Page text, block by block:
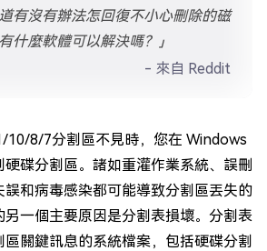
有沒有辦法怎回復不小心刪除的磁
什麼軟體可以解決嗎？」
- 來自 Reddit
10/8/7分割區不見時，您在 Windows
碟分割區。諸如重灌作業系統、誤刪
和病毒感染都可能導致分割區丟失的
另一個主要原因是分割表損壞。分割表
關鍵訊息的系統檔案，包括硬碟分割